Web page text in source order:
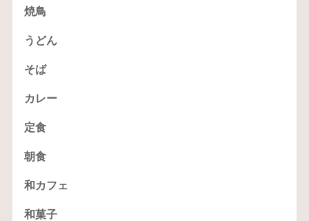
焼鳥
うどん
そば
カレー
定食
朝食
和カフェ
和菓子